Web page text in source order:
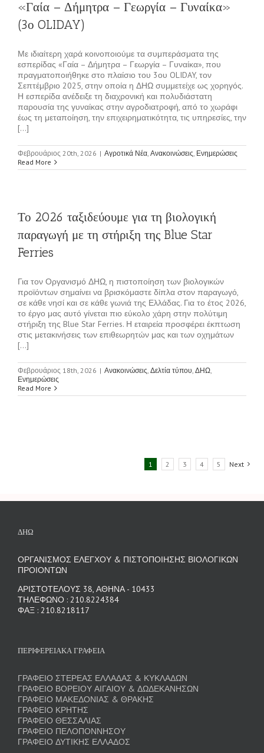
«Γαία – Δήμητρα – Γεωργία – Γυναίκα»
(3ο OLIDAY)
Με ιδιαίτερη χαρά κοινοποιούμε τα συμπεράσματα της
εσπερίδας «Γαία – Δήμητρα – Γεωργία – Γυναίκα», που
πραγματοποιήθηκε στο πλαίσιο του 3ου OLIDAY, τον
Σεπτέμβριο 2025, στην οποία η ΔΗΩ συμμετείχε ως χορηγός.
Η εσπερίδα ανέδειξε τη διαχρονική και πολυδιάστατη
παρουσία της γυναίκας στην αγροδιατροφή, από το χωράφι
έως τη μεταποίηση, την επιχειρηματικότητα, τις υπηρεσίες, την
[...]
Φεβρουάριος 20th, 2026 | Αγροτικά Νέα Ανακοινώσεις Ενημερώσεις
Read More
Το 2026 ταξιδεύουμε για τη βιολογική
παραγωγή με τη στήριξη της Blue Star
Ferries
Για τον Οργανισμό ΔΗΩ, η πιστοποίηση των βιολογικών
προϊόντων σημαίνει να βρισκόμαστε δίπλα στον παραγωγό,
σε κάθε νησί και σε κάθε γωνιά της Ελλάδας. Για το έτος 2026,
το έργο μας αυτό γίνεται πιο εύκολο χάρη στην πολύτιμη
στήριξη της Blue Star Ferries. Η εταιρεία προσφέρει έκπτωση
στις μετακινήσεις των επιθεωρητών μας και των οχημάτων
[...]
Φεβρουάριος 18th, 2026 | Ανακοινώσεις Δελτία τύπου ΔΗΩ
Ενημερώσεις
Read More
1 2 3 4 5 Next
ΔΗΩ
ΟΡΓΑΝΙΣΜΟΣ ΕΛΕΓΧΟΥ & ΠΙΣΤΟΠΟΙΗΣΗΣ ΒΙΟΛΟΓΙΚΩΝ
ΠΡΟΙΟΝΤΩΝ
ΑΡΙΣΤΟΤΕΛΟΥΣ 38, ΑΘΗΝΑ - 10433
ΤΗΛΕΦΩΝΟ : 210.8224384
ΦΑΞ : 210.8218117
ΠΕΡΙΦΕΡΕΙΑΚΑ ΓΡΑΦΕΙΑ
ΓΡΑΦΕΙΟ ΣΤΕΡΕΑΣ ΕΛΛΑΔΑΣ & ΚΥΚΛΑΔΩΝ
ΓΡΑΦΕΙΟ ΒΟΡΕΙΟΥ ΑΙΓΑΙΟΥ & ΔΩΔΕΚΑΝΗΣΩΝ
ΓΡΑΦΕΙΟ ΜΑΚΕΔΟΝΙΑΣ & ΘΡΑΚΗΣ
ΓΡΑΦΕΙΟ ΚΡΗΤΗΣ
ΓΡΑΦΕΙΟ ΘΕΣΣΑΛΙΑΣ
ΓΡΑΦΕΙΟ ΠΕΛΟΠΟΝΝΗΣΟΥ
ΓΡΑΦΕΙΟ ΔΥΤΙΚΗΣ ΕΛΛΑΔΟΣ